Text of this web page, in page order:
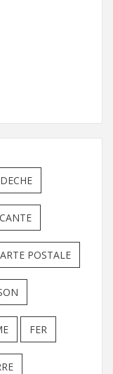
POSTALE
FER